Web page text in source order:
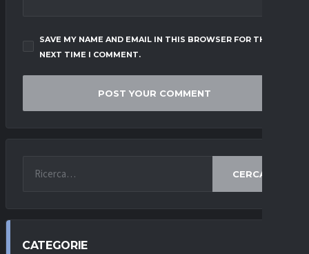
SAVE MY NAME AND EMAIL IN THIS BROWSER FOR THE
NEXT TIME I COMMENT.
CERCA
CATEGORIE